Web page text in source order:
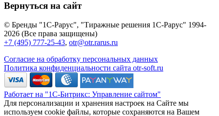
Вернуться на сайт
© Бренды "1С-Рарус", "Тиражные решения 1С-Рарус" 1994-
2026 (Все права защищены)
+7 (495) 777-25-43, otr@otr.rarus.ru
Согласие на обработку персональных данных
Политика конфиденциальности сайта otr-soft.ru
Работает на "1С-Битрикс: Управление сайтом"
Для персонализации и хранения настроек на Сайте мы
используем cookie файлы, которые сохраняются на Вашем